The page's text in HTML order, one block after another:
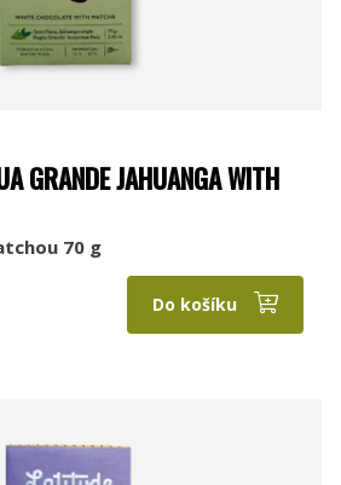
GRANDE JAHUANGA WITH
70 g
Do košíku